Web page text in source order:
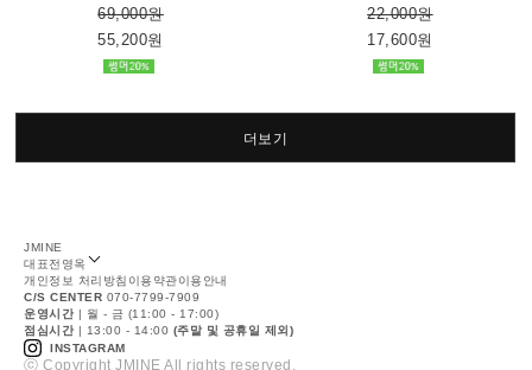
69,000원
55,200원
22,000원
17,600원
더보기
JMINE
대표전영옥
개인정보 처리방침 이용약관이용안내
C/S CENTER 070-7799-7909
운영시간 | 월 - 금 (11:00 - 17:00)
점심시간 | 13:00 - 14:00 (주말 및 공휴일 제외)
INSTAGRAM
ⓒ Copyright JMINE All rights reserved.